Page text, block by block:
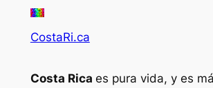
CostaRi.ca
Costa Rica es pura vida, y es